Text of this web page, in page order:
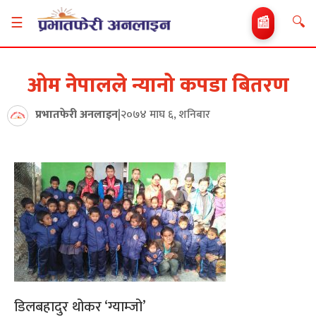
☰ 📰 🔍
ओम नेपालले न्यानो कपडा बितरण
प्रभातफेरी अनलाइन|२०७४ माघ ६, शनिबार
डिलबहादुर थोकर ‘ग्याम्जो’